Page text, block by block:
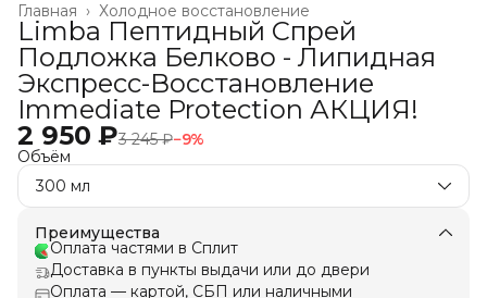
Холодное восстановление
Главная ›
Limba Пептидный Спрей
Подложка Белково - Липидная
Экспресс-Восстановление
Immediate Protection АКЦИЯ!
2 950 ₽3 245 ₽−9%
Объём
300 мл
Преимущества
Оплата частями в Сплит
Доставка в пункты выдачи или до двери
Оплата — картой, СБП или наличными